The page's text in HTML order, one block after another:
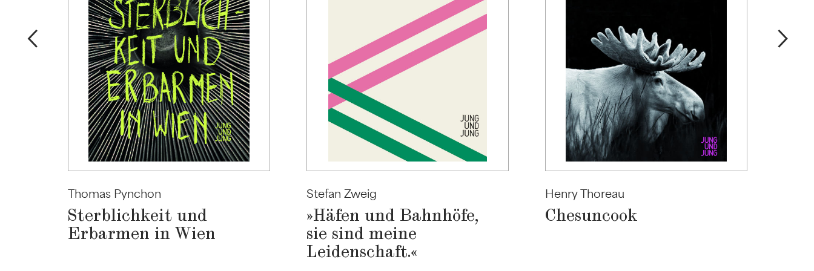
Thomas Pynchon
Sterblichkeit und
Erbarmen in Wien
Stefan Zweig
»Häfen und Bahnhöfe,
sie sind meine
Leidenschaft.«
Henry Thoreau
Chesuncook